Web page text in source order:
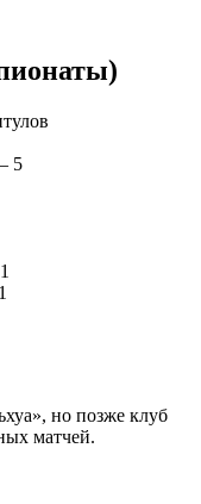
5
но позже клуб
матчей.